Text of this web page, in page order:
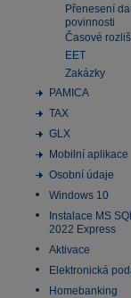
Přenesení
povinnosti
Časové
EET
Zakázky
PAMICA
TAX
GLX
Mobilní aplikace
Osobní údaje
Windows 10
Instalace MS
2022 Express
Aktivace
Elektronická
Homebanking